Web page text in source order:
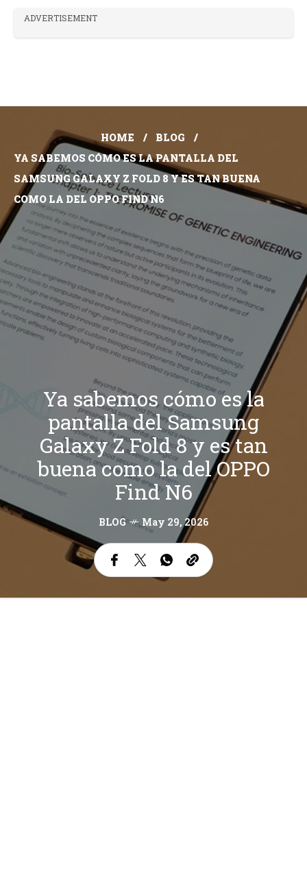
ADVERTISEMENT
HOME
BLOG
YA SABEMOS CÓMO ES LA PANTALLA DEL
SAMSUNG GALAXY Z FOLD 8 Y ES TAN BUENA
COMO LA DEL OPPO FIND N6
Ya sabemos cómo es la
pantalla del Samsung
Galaxy Z Fold 8 y es tan
buena como la del OPPO
Find N6
BLOG May 29, 2026